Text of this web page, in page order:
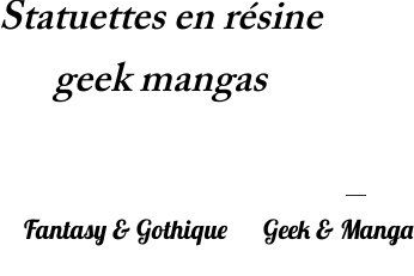
Statuettes en résine
geek mangas
Fantasy & Gothique Geek & Manga